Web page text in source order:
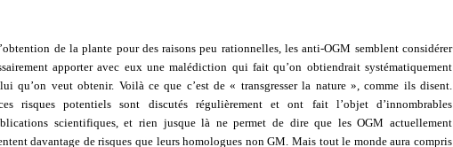
de la plante pour des raisons peu rationnelles, les anti-OGM semblent considérer
apporter avec eux une malédiction qui fait qu’on obtiendrait systématiquement
qu’on veut obtenir. Voilà ce que c’est de « transgresser la nature », comme ils disent.
risques potentiels sont discutés régulièrement et ont fait l’objet d’innombrables
scientifiques, et rien jusque là ne permet de dire que les OGM actuellement
davantage de risques que leurs homologues non GM. Mais tout le monde aura compris